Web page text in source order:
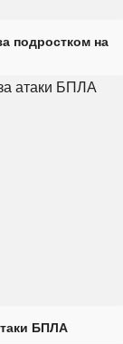
подростком на
БПЛА